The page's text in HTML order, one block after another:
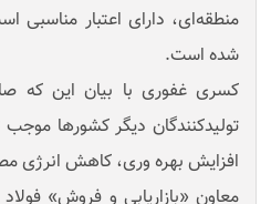
منطقه‌ای، دارای اعتبار مناسبی
شده است.
کسری غفوری با بیان این که
تولیدکنندگان دیگر کشورها
افزایش بهره وری، کاهش
معاون «بازاریابی و فروش»